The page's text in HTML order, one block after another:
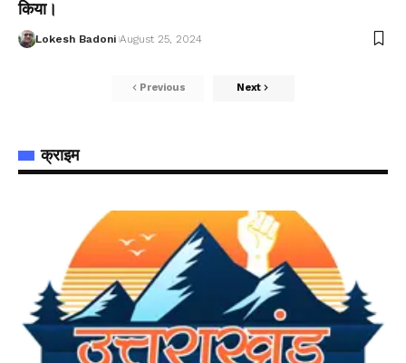
किया।
Lokesh Badoni August 25, 2024
Previous Next
क्राइम